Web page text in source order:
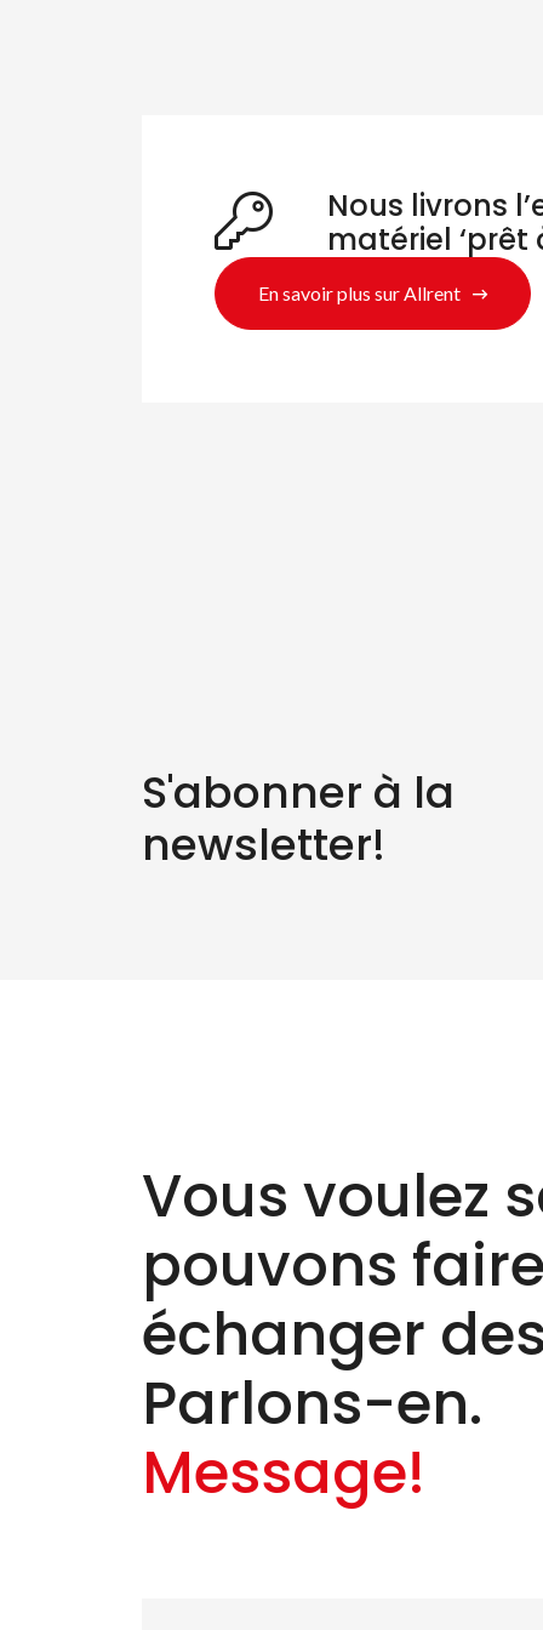
Nous livrons
matériel ‘prêt
En savoir plus sur Allrent
S'abonner à la
newsletter!
Vous voulez
pouvons
échanger
Parlons-en.
Message!